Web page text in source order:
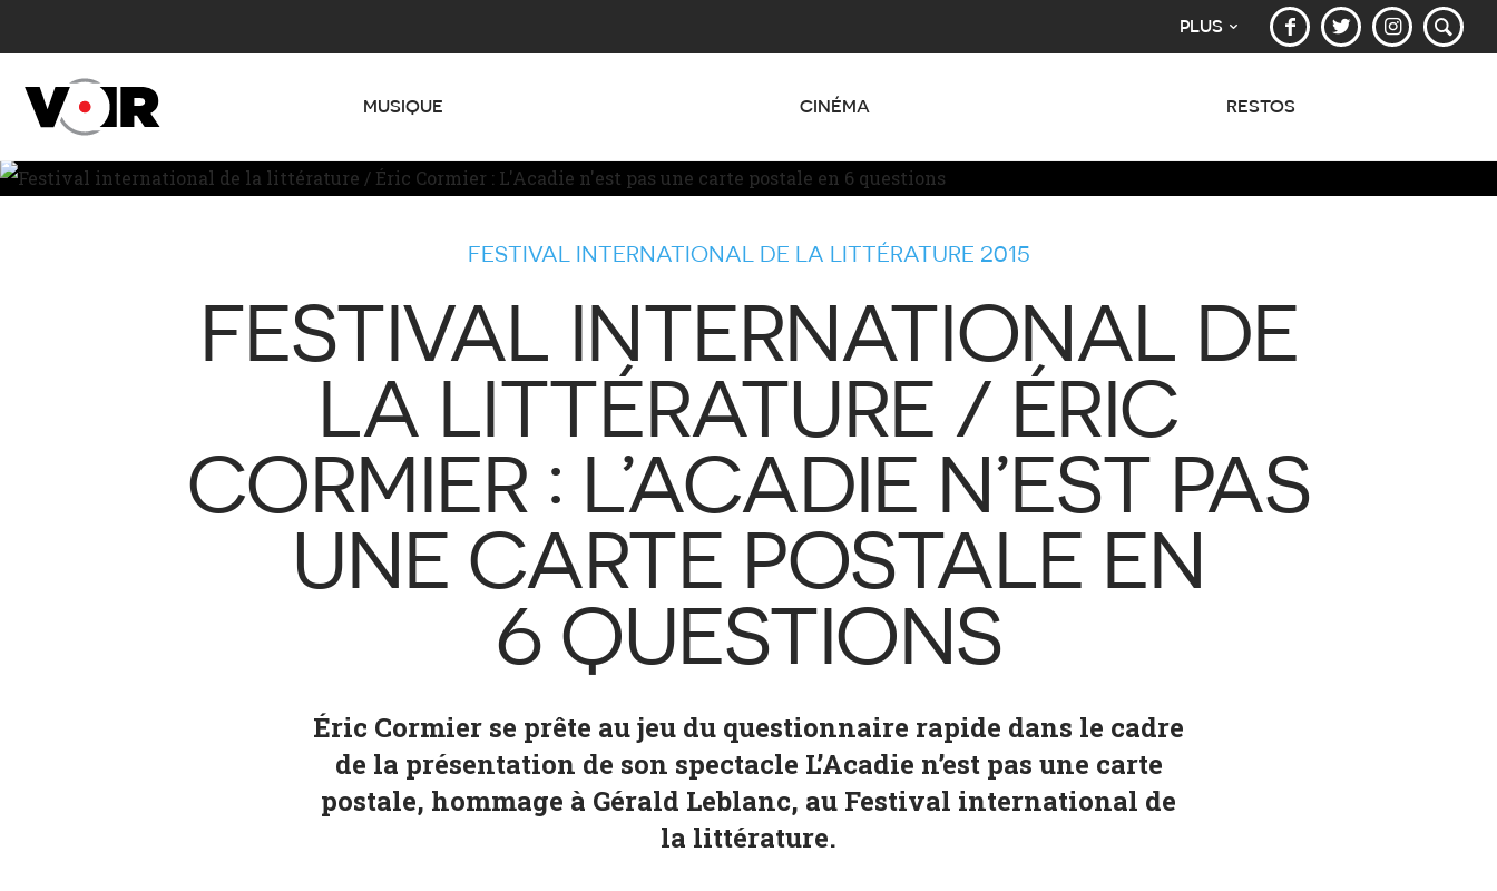
PLUS
MUSIQUE CINÉMA RESTOS
FESTIVAL INTERNATIONAL DE LA LITTÉRATURE 2015
FESTIVAL INTERNATIONAL DE
LA LITTÉRATURE / ÉRIC
CORMIER : L’ACADIE N’EST PAS
UNE CARTE POSTALE EN
6 QUESTIONS
Éric Cormier se prête au jeu du questionnaire rapide dans le cadre
de la présentation de son spectacle L’Acadie n’est pas une carte
postale, hommage à Gérald Leblanc, au Festival international de
la littérature.